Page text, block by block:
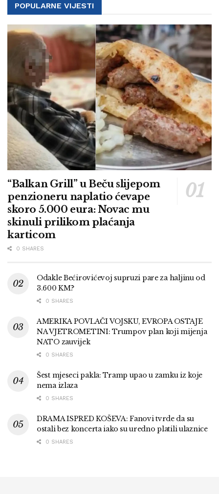
POPULARNE VIJESTI
“Balkan Grill” u Beču slijepom
penzioneru naplatio ćevape
skoro 5.000 eura: Novac mu
skinuli prilikom plaćanja
karticom
0 SHARES
Odakle Bećirovićevoj supruzi pare za haljinu od
3.600 KM?
0 SHARES
AMERIKA POVLAČI VOJSKU, EVROPA OSTAJE
NA VJETROMETINI: Trumpov plan koji mijenja
NATO zauvijek
0 SHARES
Šest mjeseci pakla: Tramp upao u zamku iz koje
nema izlaza
0 SHARES
DRAMA ISPRED KOŠEVA: Fanovi tvrde da su
ostali bez koncerta iako su uredno platili ulaznice
0 SHARES